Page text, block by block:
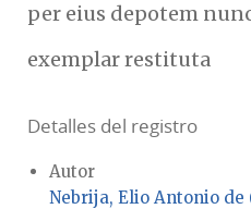
per eius depotem
exemplar restituta
Detalles del registro
Autor
Nebrija, Elio Antonio de